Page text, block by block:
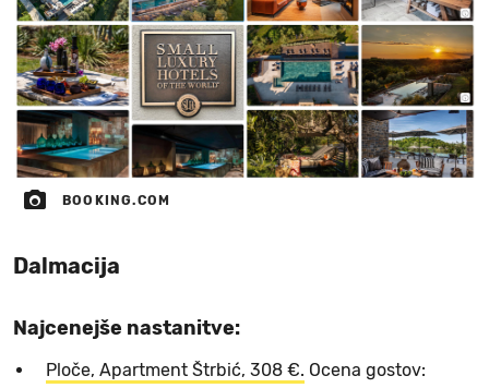
BOOKING.COM
Dalmacija
Najcenejše nastanitve:
Ploče, Apartment Štrbić, 308 €. Ocena gostov: